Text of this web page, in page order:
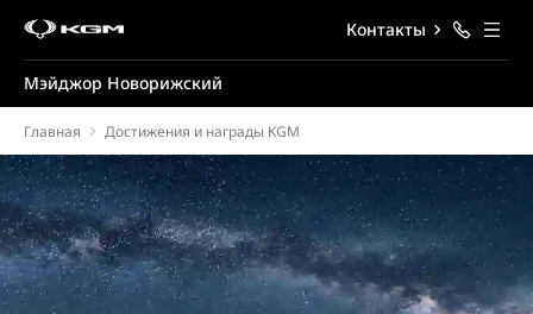
Мэйджор Новорижский
Контакты
Главная Достижения и награды KGM